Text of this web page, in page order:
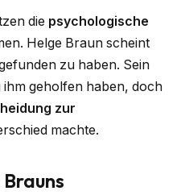
die psychologische
Helge Braun scheint
zu haben. Sein
geholfen haben, doch
zur
machte.